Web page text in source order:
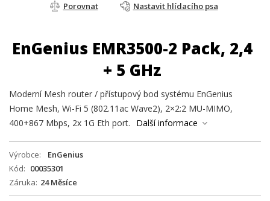
Porovnat Nastavit hlídacího psa
EnGenius EMR3500-2 Pack, 2,4
+ 5 GHz
Moderní Mesh router / přístupový bod systému EnGenius
Home Mesh, Wi-Fi 5 (802.11ac Wave2), 2×2:2 MU-MIMO,
400+867 Mbps, 2x 1G Eth port.
Další informace
Výrobce
EnGenius
Kód
00035301
Záruka 24 Měsíce